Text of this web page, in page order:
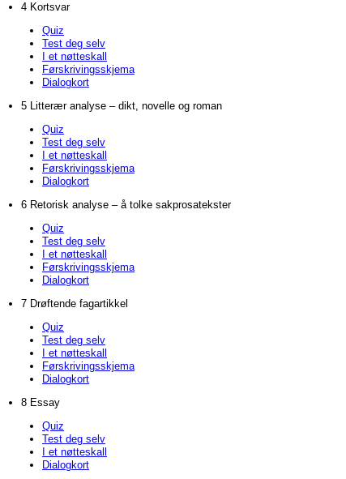
4 Kortsvar
Quiz
Test deg selv
I et nøtteskall
Førskrivingsskjema
Dialogkort
5 Litterær analyse – dikt, novelle og roman
Quiz
Test deg selv
I et nøtteskall
Førskrivingsskjema
Dialogkort
6 Retorisk analyse – å tolke sakprosatekster
Quiz
Test deg selv
I et nøtteskall
Førskrivingsskjema
Dialogkort
7 Drøftende fagartikkel
Quiz
Test deg selv
I et nøtteskall
Førskrivingsskjema
Dialogkort
8 Essay
Quiz
Test deg selv
I et nøtteskall
Dialogkort